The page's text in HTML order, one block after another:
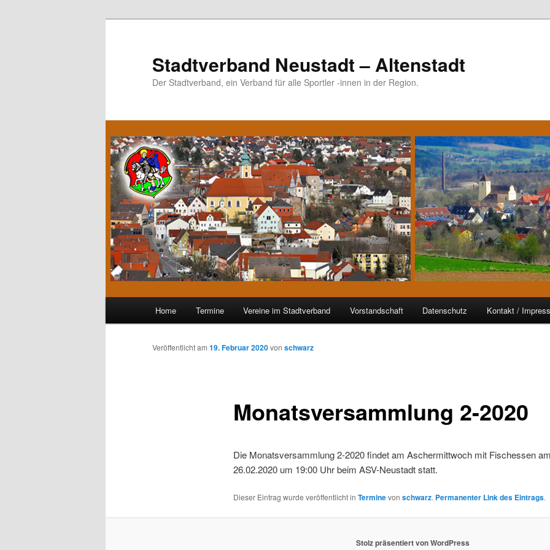
Stadtverband Neustadt – Altenstadt
Der Stadtverband, ein Verband für alle Sportler -innen in der Region.
Zum
Inhalt
Home Termine Vereine im Stadtverband Vorstandschaft Datenschutz Kontakt /
Monatsversammlung 2-2020
Veröffentlicht am 19. Februar 2020von schwarz
Die Monatsversammlung 2-2020 findet am Aschermittwoch mit Fischessen am
26.02.2020 um 19:00 Uhr beim ASV-Neustadt statt.
Dieser Eintrag wurde veröffentlicht in Terminevon schwarz. Permanenter Link des Eintrags.
Stolz präsentiert von WordPress